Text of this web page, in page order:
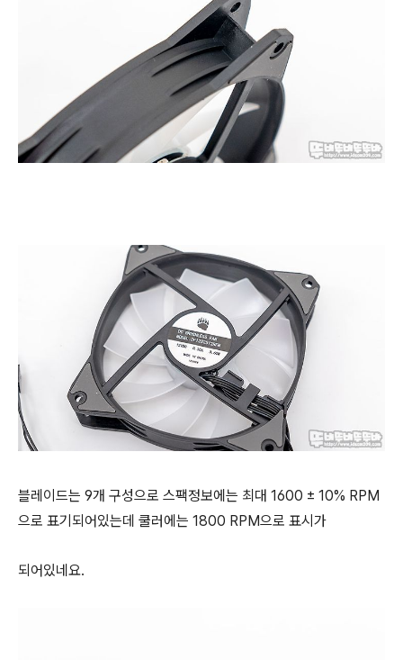
블레이드는 9개 구성으로 스팩정보에는 최대 1600 ± 10% RPM
으로 표기되어있는데 쿨러에는 1800 RPM으로 표시가
되어있네요.